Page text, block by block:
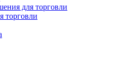
для торговли
торговли